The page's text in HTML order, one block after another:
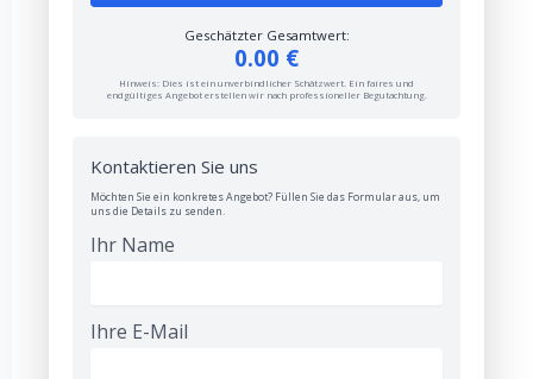
Geschätzter Gesamtwert:
0.00 €
Hinweis: Dies ist ein unverbindlicher Schätzwert. Ein faires und
endgültiges Angebot erstellen wir nach professioneller Begutachtung.
Kontaktieren Sie uns
Möchten Sie ein konkretes Angebot? Füllen Sie das Formular aus, um
uns die Details zu senden.
Ihr Name
Ihre E-Mail